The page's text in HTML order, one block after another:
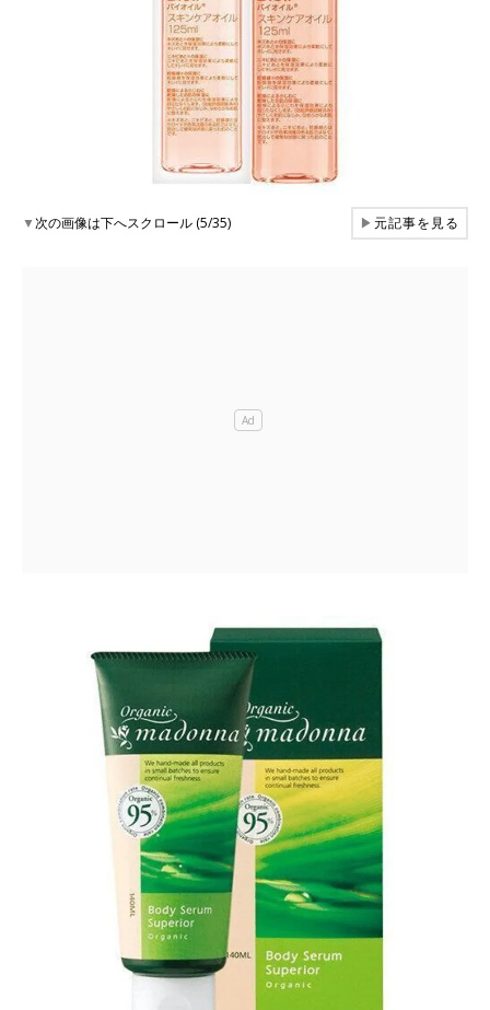
▼次の画像は下へスクロール (5/35) ▶元記事を見る